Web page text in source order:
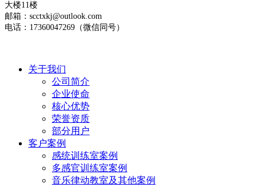
大楼11楼
邮箱：scctxkj@outlook.com
电话：17360047269（微信同号）
关于我们
公司简介
企业使命
核心优势
荣誉资质
部分用户
客户案例
感统训练室案例
多感官训练室案例
音乐律动教室及其他案例